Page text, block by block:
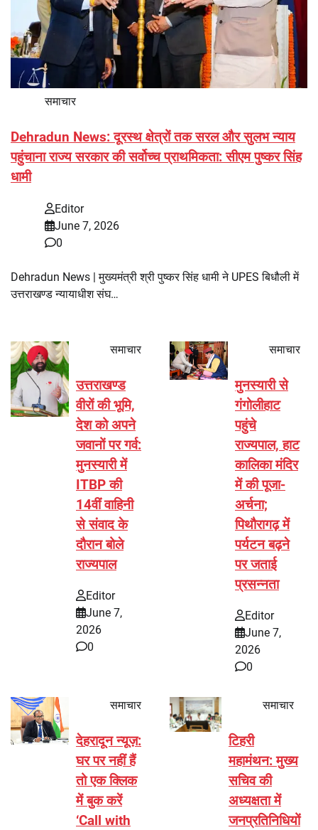
समाचार
Dehradun News: दूरस्थ क्षेत्रों तक सरल और सुलभ न्याय
पहुंचाना राज्य सरकार की सर्वोच्च प्राथमिकता: सीएम पुष्कर सिंह
धामी
Editor
June 7, 2026
0
Dehradun News | मुख्यमंत्री श्री पुष्कर सिंह धामी ने UPES बिधौली में
उत्तराखण्ड न्यायाधीश संघ…
समाचार
उत्तराखण्ड
वीरों की भूमि,
देश को अपने
जवानों पर गर्व:
मुनस्यारी में
ITBP की
14वीं वाहिनी
से संवाद के
दौरान बोले
राज्यपाल
Editor
June 7,
2026
0
समाचार
मुनस्यारी से
गंगोलीहाट
पहुंचे
राज्यपाल, हाट
कालिका मंदिर
में की पूजा-
अर्चना;
पिथौरागढ़ में
पर्यटन बढ़ने
पर जताई
प्रसन्नता
Editor
June 7,
2026
0
समाचार
देहरादून न्यूज़:
घर पर नहीं हैं
तो एक क्लिक
में बुक करें
‘Call with
समाचार
टिहरी
महामंथन: मुख्य
सचिव की
अध्यक्षता में
जनप्रतिनिधियों